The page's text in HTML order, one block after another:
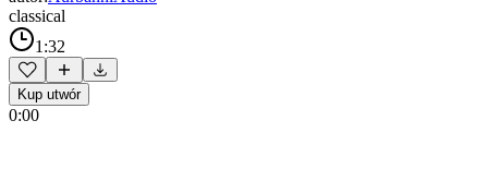
classical
1:32
Kup utwór
0:00